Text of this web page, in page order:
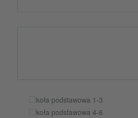
szkoła podstawowa 1-3
szkoła podstawowa 4-6